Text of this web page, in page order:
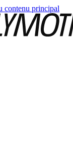
contenu principal